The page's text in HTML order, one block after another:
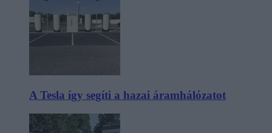
A Tesla így segíti a hazai áramhálózatot